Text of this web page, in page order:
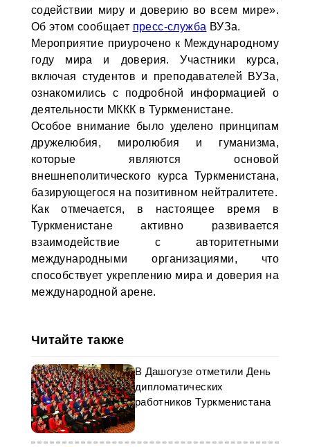
содействии миру и доверию во всем мире».
Об этом сообщает пресс-служба ВУЗа.
Мероприятие приурочено к Международному
году мира и доверия. Участники курса,
включая студентов и преподавателей ВУЗа,
ознакомились с подробной информацией о
деятельности МККК в Туркменистане.
Особое внимание было уделено принципам
дружелюбия, миролюбия и гуманизма,
которые являются основой
внешнеполитического курса Туркменистана,
базирующегося на позитивном нейтралитете.
Как отмечается, в настоящее время в
Туркменистане активно развивается
взаимодействие с авторитетными
международными организациями, что
способствует укреплению мира и доверия на
международной арене.
Читайте также
В Дашогузе отметили День
дипломатических
работников Туркменистана